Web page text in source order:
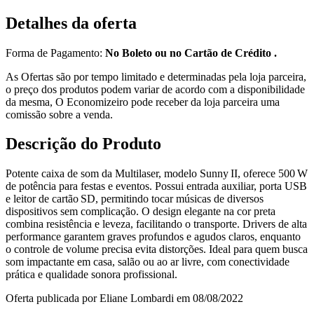
Detalhes da oferta
Forma de Pagamento: No Boleto ou no Cartão de Crédito .
As Ofertas são por tempo limitado e determinadas pela loja parceira,
o preço dos produtos podem variar de acordo com a disponibilidade
da mesma, O Economizeiro pode receber da loja parceira uma
comissão sobre a venda.
Descrição do Produto
Potente caixa de som da Multilaser, modelo Sunny II, oferece 500 W
de potência para festas e eventos. Possui entrada auxiliar, porta USB
e leitor de cartão SD, permitindo tocar músicas de diversos
dispositivos sem complicação. O design elegante na cor preta
combina resistência e leveza, facilitando o transporte. Drivers de alta
performance garantem graves profundos e agudos claros, enquanto
o controle de volume precisa evita distorções. Ideal para quem busca
som impactante em casa, salão ou ao ar livre, com conectividade
prática e qualidade sonora profissional.
Oferta publicada por Eliane Lombardi em 08/08/2022